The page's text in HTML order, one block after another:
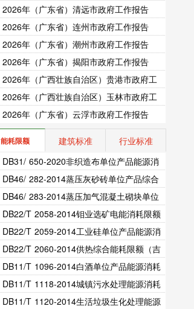
2026年（广东省）清远市政府工作报告
2026年（广东省）连州市政府工作报告
2026年（广东省）潮州市政府工作报告
2026年（广东省）揭阳市政府工作报告
2026年（广西壮族自治区）贵港市政府工
作报告
2026年（广西壮族自治区）玉林市政府工
作报告
2026年（广东省）云浮市政府工作报告
能耗限额 建筑标准
行业标准
DB31/ 650-2020非织造布单位产品能源消
耗限额（上海市地方标准）
DB46/ 282-2014蒸压灰砂砖单位产品综合
能耗和电耗限额（海南省地方标准）
DB46/ 283-2014蒸压加气混凝土砌块单位
产品综合能耗和电耗限额（海南省地方标
准）
DB22/T 2058-2014钼业选矿电能消耗限额
（吉林省地方标准）
DB22/T 2059-2014工业硅单位产品能源消
耗限额（吉林省地方标准）
DB22/T 2060-2014供热综合能耗限额（吉
林省地方标准）
DB11/T 1096-2014白酒单位产品能源消耗
限额（北京市地方标准）
DB11/T 1118-2014城镇污水处理能源消耗
限额（北京市地方标准）
DB11/T 1120-2014生活垃圾生化处理能源